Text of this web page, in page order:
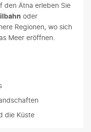
den Ätna erleben Sie
oder
Regionen, wo sich
Meer eröffnen.
die Küste